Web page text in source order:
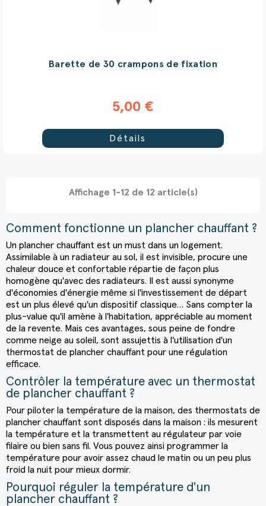
Barette de 30 crampons de fixation
5,00 €
Détails
Affichage 1-12 de 12 article(s)
Comment fonctionne un plancher chauffant ?
Un plancher chauffant est un must dans un logement.
Assimilable à un radiateur au sol, il est invisible, procure une
chaleur douce et confortable répartie de façon plus
homogène qu'avec des radiateurs. Il est aussi synonyme
d'économies d'énergie même si l'investissement de départ
est un plus élevé qu'un dispositif classique… Sans compter la
plus-value qu'il amène à l'habitation, appréciable au moment
de la revente. Mais ces avantages, sous peine de fondre
comme neige au soleil, sont assujettis à l'utilisation d'un
thermostat de plancher chauffant pour une régulation
efficace.
Contrôler la température avec un thermostat
de plancher chauffant ?
Pour piloter la température de la maison, des thermostats de
plancher chauffant sont disposés dans la maison : ils mesurent
la température et la transmettent au régulateur par voie
filaire ou bien sans fil. Vous pouvez ainsi programmer la
température pour avoir assez chaud le matin ou un peu plus
froid la nuit pour mieux dormir.
Pourquoi réguler la température d'un
plancher chauffant ?